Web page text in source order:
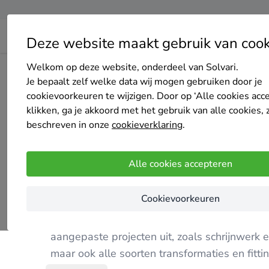
Deze website maakt gebruik van
Welkom op deze website, onderdeel van Solvari.
Je bepaalt zelf welke data wij mogen gebruiken door je
cookievoorkeuren te wijzigen. Door op ‘Alle cookies
klikken, ga je akkoord met het gebruik van alle cookies,
beschreven in onze cookieverklaring.
Alle cookies accepteren
Cookievoorkeuren
Home Bedrijven overzicht Cellsius
Nog geen reviews
Sinds vele jaren actief in binnen- en
aangepaste projecten uit, zoals schrijnwerk
maar ook alle soorten transformaties en